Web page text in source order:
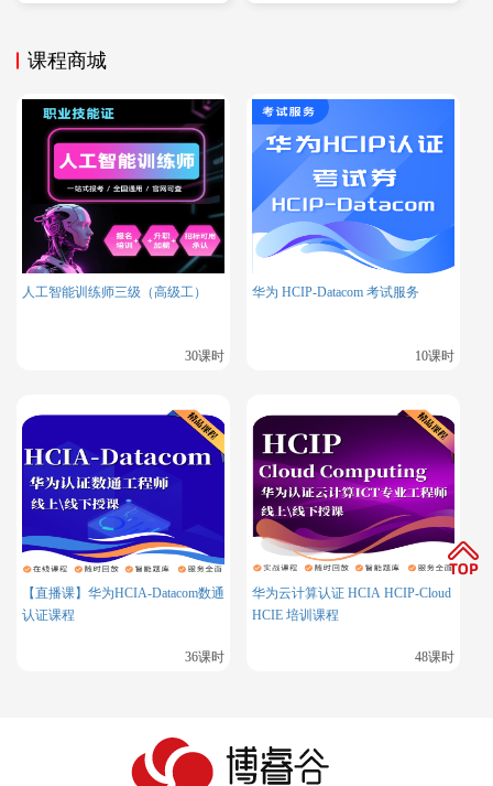
关键命令：
高级存储管理：
场景：使用VDO压缩卷节省70%存储空间，并通过NV
Me over TCP实现跨节点存储池。
身份管理自动化
任务：通过Ansible自动将Linux节点加入Active Direct
ory域，并配置基于角色的SSSD权限。
关键模块：
时间管理失控 ：多剧本任务需严格分配时间（建议每个
课程商城
人工智能训练师三级（高级工）
30课时
华为 HCIP-Datacom 考试服务
10课时
【直播课】华为HCIA-Datacom数通
认证课程
36课时
华为云计算认证 HCIA HCIP-Cloud
HCIE 培训课程
48课时